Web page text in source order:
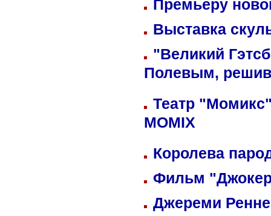
Премьеру
Выставка
"Великий
Полевым,
Театр
MOMIX
Королева
Фильм
Джереми